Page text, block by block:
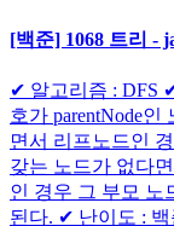
[백준] 1068 트리 -
✔ 알고리즘 : DFS
호가 parentNode
면서 리프노드인
갖는 노드가 없다
인 경우 그 부모 노
된다. ✔ 난이도 : 백